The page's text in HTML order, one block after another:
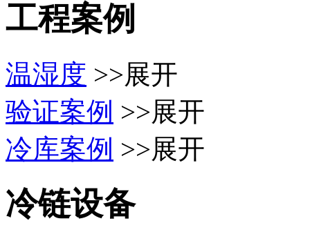
工程案例
温湿度 >>展开
验证案例 >>展开
冷库案例 >>展开
冷链设备